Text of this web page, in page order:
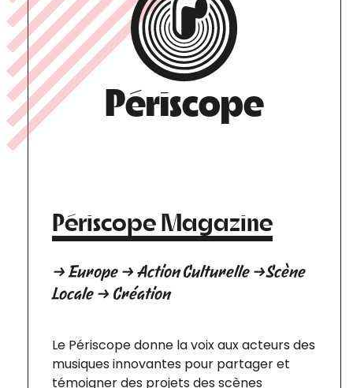
Périscope
Périscope Magazine
→ Europe → Action Culturelle →Scène
Locale → Création
Le Périscope donne la voix aux acteurs des
musiques innovantes pour partager et
témoigner des projets des scènes